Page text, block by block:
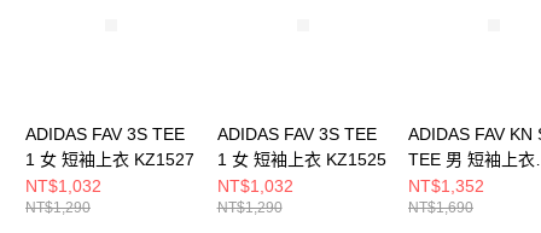
ADIDAS FAV 3S TEE
1 女 短袖上衣 KZ1527
NT$1,032
NT$1,290
ADIDAS FAV 3S TEE
1 女 短袖上衣 KZ1525
NT$1,032
NT$1,290
ADIDAS FAV KN
TEE 男 短袖上衣
KR2578
NT$1,352
NT$1,690